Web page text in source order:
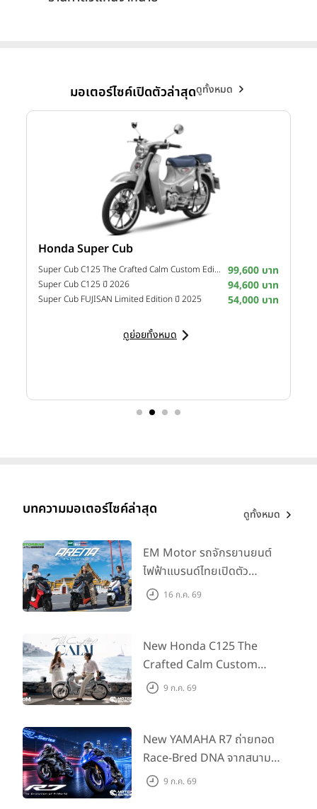
มอเตอร์ไซค์เปิดตัวล่าสุดดูทั้งหมด
Honda Super Cub
Super Cub C125 The Crafted Calm Custom Edition ปี 2026 99,600 บาท
Super Cub C125 ปี 2026 94,600 บาท
Super Cub FUJISAN Limited Edition ปี 2025 54,000 บาท
ดูย่อยทั้งหมด
บทความมอเตอร์ไซค์ล่าสุด ดูทั้งหมด
EM Motor รถจักรยานยนต์
ไฟฟ้าแบรนด์ไทยเปิดตัว
ARENA ที่มาในราคาพิเศษ
555 คันแรกรับฟรี Adapter
Type2 ฟรี
16 ก.ค. 69
New Honda C125 The
Crafted Calm Custom
Edition ถ่ายทอดความคลาสสิ
House Flagship Store ทั่ว
ประเทศ
9 ก.ค. 69
New YAMAHA R7 ถ่ายทอด
Race-Bred DNA จากสนาม
แข่งสู่ซูเปอร์สปอร์ตคลาสกลาง
9 ก.ค. 69